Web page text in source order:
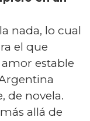
nada, lo cual
el que
estable
de novela.
allá de